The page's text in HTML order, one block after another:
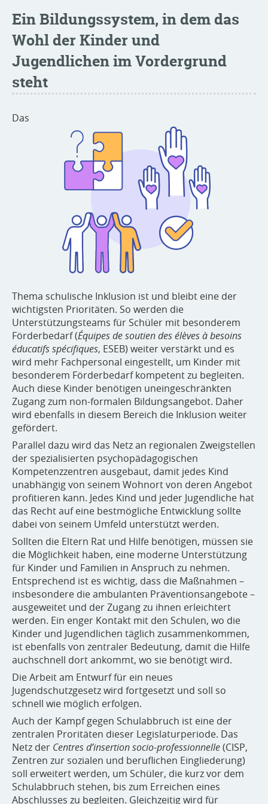
Ein Bildungssystem, in dem das
Wohl der Kinder und
Jugendlichen im Vordergrund
steht
Das
Thema schulische Inklusion ist und bleibt eine der
wichtigsten Prioritäten. So werden die
Unterstützungsteams für Schüler mit besonderem
Förderbedarf (Équipes de soutien des élèves à besoins
éducatifs spécifiques, ESEB) weiter verstärkt und es
wird mehr Fachpersonal eingestellt, um Kinder mit
besonderem Förderbedarf kompetent zu begleiten.
Auch diese Kinder benötigen uneingeschränkten
Zugang zum non-formalen Bildungsangebot. Daher
wird ebenfalls in diesem Bereich die Inklusion weiter
gefördert.
Parallel dazu wird das Netz an regionalen Zweigstellen
der spezialisierten psychopädagogischen
Kompetenzzentren ausgebaut, damit jedes Kind
unabhängig von seinem Wohnort von deren Angebot
profitieren kann. Jedes Kind und jeder Jugendliche hat
das Recht auf eine bestmögliche Entwicklung sollte
dabei von seinem Umfeld unterstützt werden.
Sollten die Eltern Rat und Hilfe benötigen, müssen sie
die Möglichkeit haben, eine moderne Unterstützung
für Kinder und Familien in Anspruch zu nehmen.
Entsprechend ist es wichtig, dass die Maßnahmen –
insbesondere die ambulanten Präventionsangebote –
ausgeweitet und der Zugang zu ihnen erleichtert
werden. Ein enger Kontakt mit den Schulen, wo die
Kinder und Jugendlichen täglich zusammenkommen,
ist ebenfalls von zentraler Bedeutung, damit die Hilfe
auchschnell dort ankommt, wo sie benötigt wird.
Die Arbeit am Entwurf für ein neues
Jugendschutzgesetz wird fortgesetzt und soll so
schnell wie möglich erfolgen.
Auch der Kampf gegen Schulabbruch ist eine der
zentralen Proritäten dieser Legislaturperiode. Das
Netz der Centres d’insertion socio-professionnelle(CISP,
Zentren zur sozialen und beruflichen Eingliederung)
soll erweitert werden, um Schüler, die kurz vor dem
Schulabbruch stehen, bis zum Erreichen eines
Abschlusses zu begleiten. Gleichzeitig wird für